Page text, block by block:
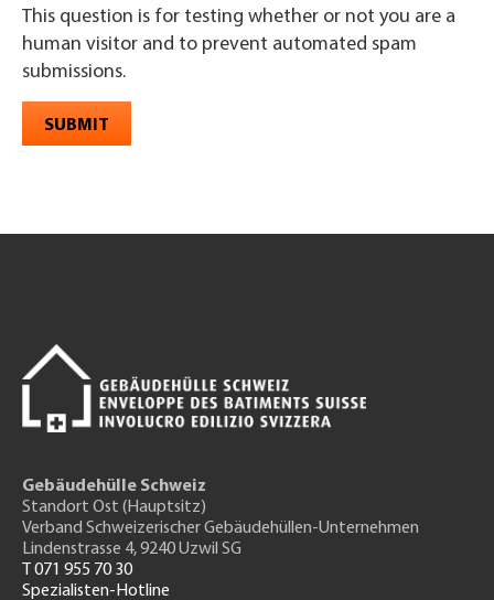
This question is for testing whether or not you are a
human visitor and to prevent automated spam
submissions.
SUBMIT
Gebäudehülle Schweiz
Standort Ost (Hauptsitz)
Verband Schweizerischer Gebäudehüllen-Unternehmen
Lindenstrasse 4, 9240 Uzwil SG
T 071 955 70 30
Spezialisten-Hotline